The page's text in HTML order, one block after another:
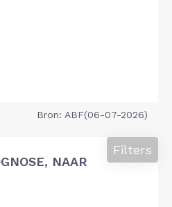
Bron: ABF(06-07-2026)
NAAR
Filters